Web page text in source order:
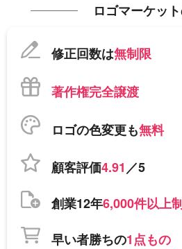
ロゴマーケッ
修正回数は無制限
著作権完全譲渡
ロゴの色変更も無料
顧客評価4.91／5
創業12年6,000件以上
早い者勝ちの1点もの